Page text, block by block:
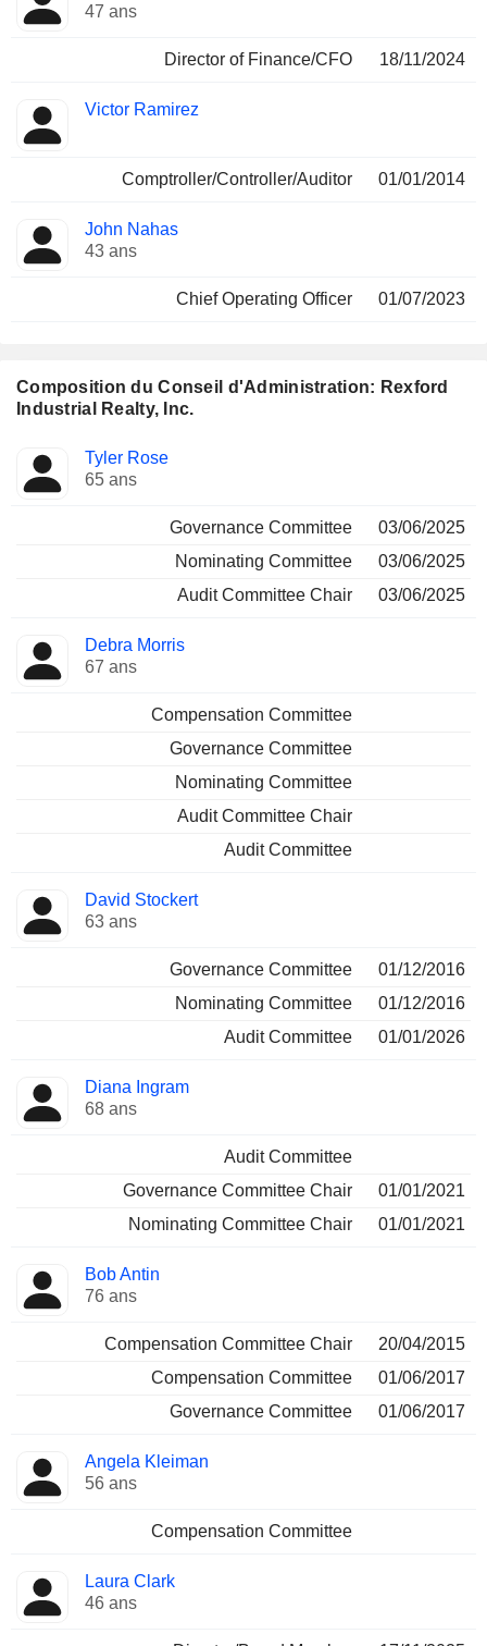
47 ans
Director of Finance/CFO 18/11/2024
Victor Ramirez
Comptroller/Controller/Auditor 01/01/2014
John Nahas
43 ans
Chief Operating Officer 01/07/2023
Composition du Conseil d'Administration: Rexford
Industrial Realty, Inc.
Administrateur Comités
Tyler Rose
65 ans
Governance Committee
03/06/2025
Nominating Committee
03/06/2025
Audit Committee Chair
03/06/2025
Debra Morris
67 ans
Compensation Committee
Governance Committee
Nominating Committee
Audit Committee Chair
Audit Committee
David Stockert
63 ans
Governance Committee
01/12/2016
Nominating Committee
01/12/2016
Audit Committee
01/01/2026
Diana Ingram
68 ans
Audit Committee
Governance Committee Chair
01/01/2021
Nominating Committee Chair
01/01/2021
Bob Antin
76 ans
Compensation Committee Chair
20/04/2015
Compensation Committee
01/06/2017
Governance Committee
01/06/2017
Angela Kleiman
56 ans
Compensation Committee
Laura Clark
46 ans